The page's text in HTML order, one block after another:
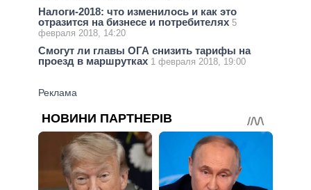
Налоги-2018: что изменилось и как это
отразится на бизнесе и потребителях 5
февраля 2018, 14:20
Смогут ли главы ОГА снизить тарифы на
проезд в маршрутках 1 февраля 2018, 19:00